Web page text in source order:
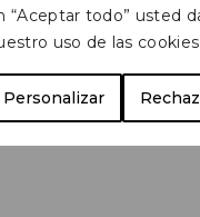
“Aceptar todo” usted
uso de las
Personalizar